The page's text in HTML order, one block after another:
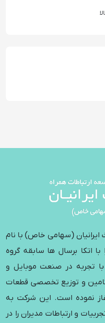
(سهامی خاص) با نام
برسال ها سابقه گروه
در صنعت موبایل و
و توزیع تخصصی قطعات
از سال 1400 آغاز نموده است. این شرکت به
و ارتباطات مدیران را در